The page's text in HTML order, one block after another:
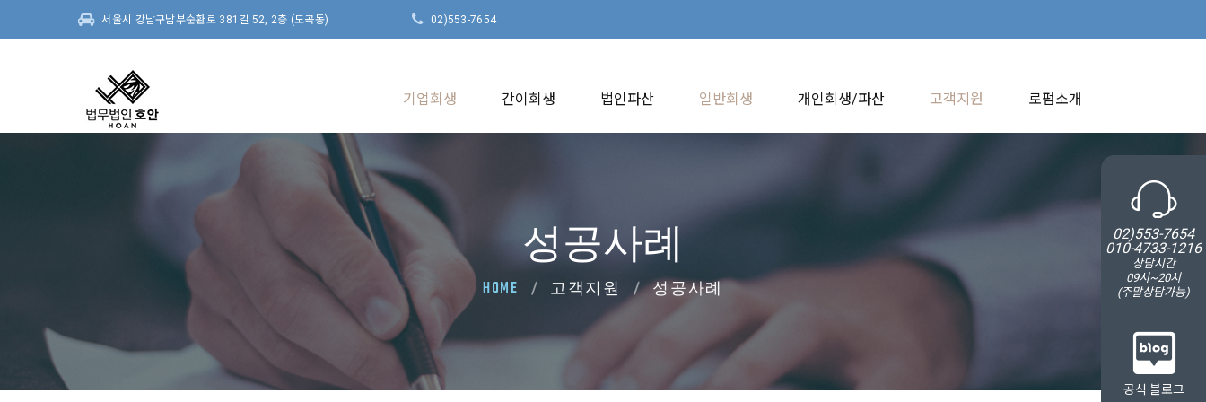
서울시 강남구남부순환로 381길 52, 2층 (도곡동) 02)553-7654
기업회생 간이회생 법인파산 일반회생 개인회생/파산 고객지원 로펌소개
02)553-7654
010-4733-1216
상담시간
09시~20시
(주말상담가능)
공식 블로그
성공사례
HOME 고객지원 성공사례